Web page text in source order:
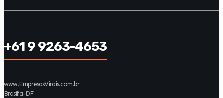
+61 9 9263-4653
www.EmpresasVirais.com.br
Brasília-DF